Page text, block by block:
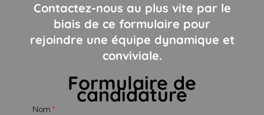
Contactez-nous au plus vite par le
biais de ce formulaire pour
rejoindre une équipe dynamique et
conviviale.
Formulaire de
candidature
Nom *